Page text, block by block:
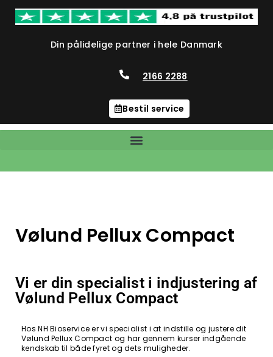
Din pålidelige partner i hele Danmark
2166 2288
Bestil service
Vølund Pellux Compact
Vi er din specialist i indjustering af
Vølund Pellux Compact
Hos NH Bioservice er vi specialist i at indstille og justere dit
Vølund Pellux Compact og har gennem kurser indgående
kendskab til både fyret og dets muligheder.